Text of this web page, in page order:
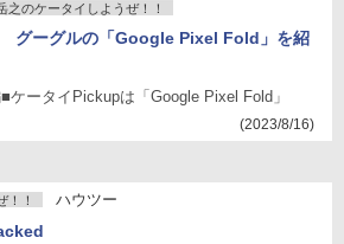
之のケータイしようぜ！！
グーグルの「Google Pixel Fold」を紹
ケータイPickupは「Google Pixel Fold」
(2023/8/16)
！！ ハウツー